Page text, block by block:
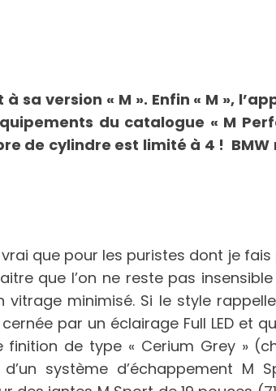
sa version « M ». Enfin « M »,
du catalogue « M
de cylindre est limité à 4 !
que pour les puristes dont je fais
que l’on ne reste pas
minimisé. Si le style
par un éclairage Full LED et
de type « Cerium Grey »
système d’échappement M